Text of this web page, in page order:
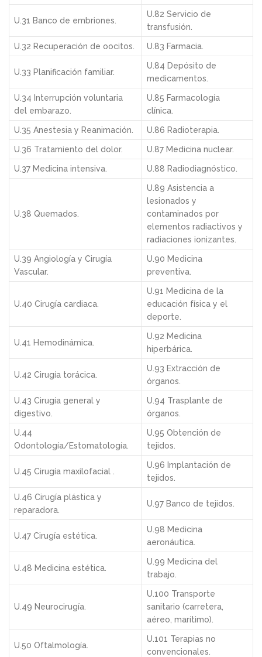
U.31 Banco de embriones.
U.82 Servicio de
transfusión.
U.32 Recuperación de oocitos. U.83 Farmacia.
U.33 Planificación familiar.
U.84 Depósito de
medicamentos.
U.34 Interrupción voluntaria
del embarazo.
U.85 Farmacología
clínica.
U.35 Anestesia y Reanimación. U.86 Radioterapia.
U.36 Tratamiento del dolor. U.87 Medicina nuclear.
U.37 Medicina intensiva. U.88 Radiodiagnóstico.
U.38 Quemados.
U.89 Asistencia a
lesionados y
contaminados por
elementos radiactivos y
radiaciones ionizantes.
U.39 Angiología y Cirugía
Vascular.
U.90 Medicina
preventiva.
U.40 Cirugía cardiaca.
U.91 Medicina de la
educación física y el
deporte.
U.41 Hemodinámica.
U.92 Medicina
hiperbárica.
U.42 Cirugía torácica.
U.93 Extracción de
órganos.
U.43 Cirugía general y
digestivo.
U.94 Trasplante de
órganos.
U.44
Odontología/Estomatología.
U.95 Obtención de
tejidos.
U.45 Cirugía maxilofacial .
U.96 Implantación de
tejidos.
U.46 Cirugía plástica y
reparadora.
U.97 Banco de tejidos.
U.47 Cirugía estética.
U.98 Medicina
aeronáutica.
U.48 Medicina estética.
U.99 Medicina del
trabajo.
U.49 Neurocirugía.
U.100 Transporte
sanitario (carretera,
aéreo, marítimo).
U.50 Oftalmología.
U.101 Terapias no
convencionales.